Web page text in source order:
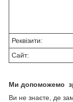
Реквізити:
Сайт:
Ми допоможемо
Ви не знаєте, де